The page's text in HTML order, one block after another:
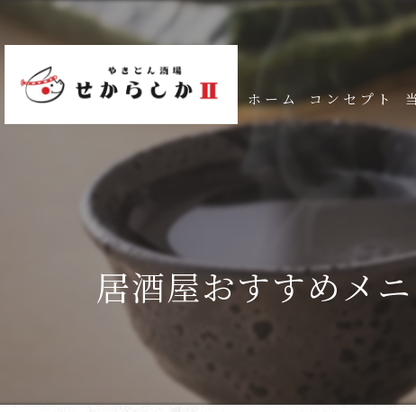
ホーム コンセプト
居酒屋おすすめメ